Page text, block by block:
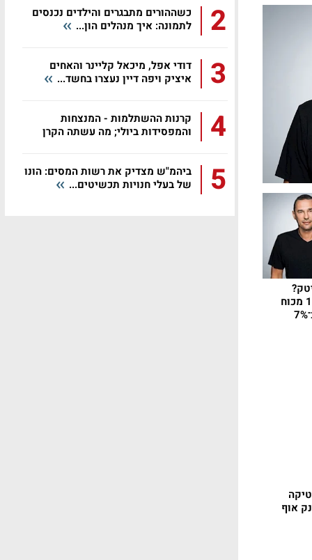
פלייטיקה מצמצמת 15% מכוח
פלייטיקה
אוף
2
כשההורים מתבגרים והילדים נכנסים
לתמונה: איך מנהלים הון...
3
דודי אפל, מיכאל קליינר והאחים
איציק ויפה דיין נעצרו בחשד...
4
קרנות ההשתלמות - המנצחות
והמפסידות ביולי; מה עשתה הקרן
5
ביהמ"ש מצדיק את רשות המסים: הונו
של בעלי חנויות תכשיטים...